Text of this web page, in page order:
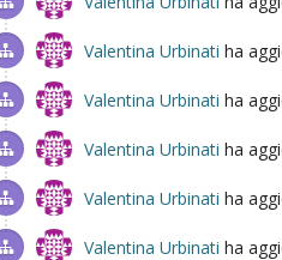
Valentina Urbinati ha
Valentina Urbinati ha
Valentina Urbinati ha
Valentina Urbinati ha
Valentina Urbinati ha